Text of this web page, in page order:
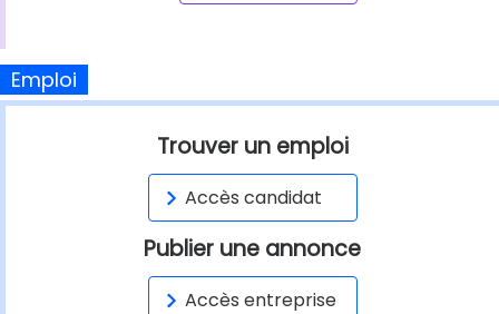
Emploi
Trouver un emploi
Accès candidat
Publier une annonce
Accès entreprise